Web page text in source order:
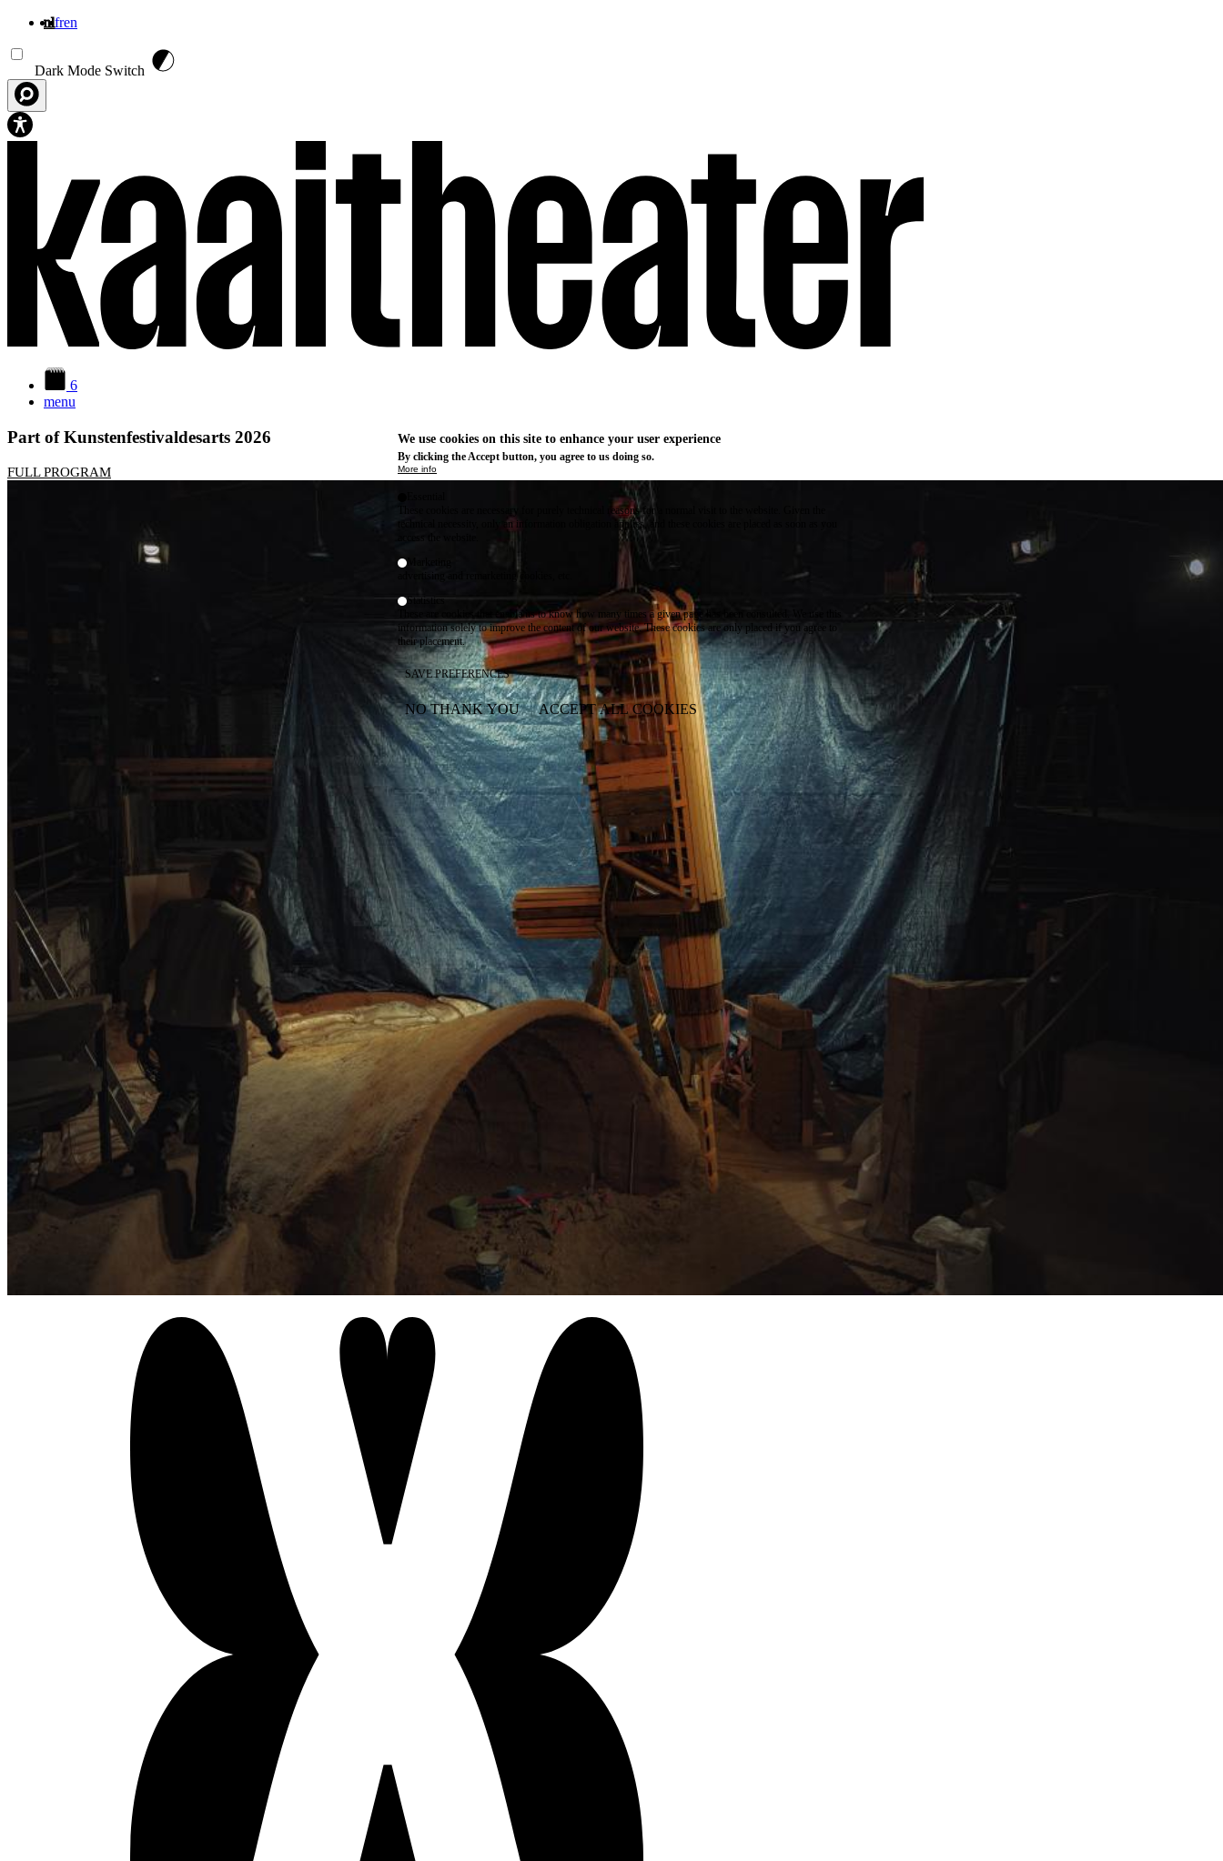
nlfren
Dark Mode Switch
6
menu
Part of Kunstenfestivaldesarts 2026
FULL PROGRAM
We use cookies on this site to enhance your user experience
By clicking the Accept button, you agree to us doing so.
More info
These cookies are necessary for purely technical reasons for a normal visit to the website. Given the
technical necessity, only an information obligation applies, and these cookies are placed as soon as you
advertising and remarketing cookies, etc.
Statistics
These are cookies that enable us to know how many times a given page has been consulted. We use this
information solely to improve the content of our website. These cookies are only placed if you agree to
their placement.
SAVE PREFERENCES
NO THANK YOU ACCEPT ALL COOKIES
WITHDRAW CONSENT